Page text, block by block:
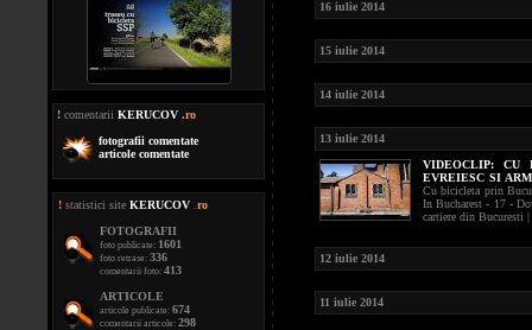
! comentarii KERUCOV .ro
fotografii comentate
articole comentate
! statistici site KERUCOV ro
FOTOGRAFII
foto publicate: 1601
foto retrase: 336
comentarii foto: 413
ARTICOLE
articole publicate: 674
comentarii articole: 298
16 iulie 2014
15 iulie 2014
14 iulie 2014
13 iulie 2014
VIDEOCLIP:
CU
EVREIESC SI
Cu bicicleta prin
In Bucharest - 17 -
cartiere din Bucuresti |
12 iulie 2014
11 iulie 2014